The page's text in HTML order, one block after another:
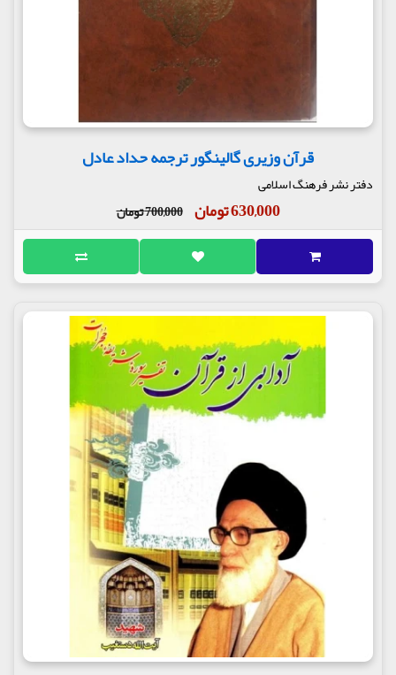
قرآن وزیری گالینگور ترجمه حداد عادل
دفتر نشر فرهنگ اسلامی
630,000 تومان 700,000 تومان